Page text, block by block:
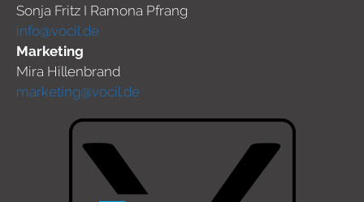
Sonja Fritz I Ramona Pfrang
info@vocil.de
Marketing
Mira Hillenbrand
marketing@vocil.de